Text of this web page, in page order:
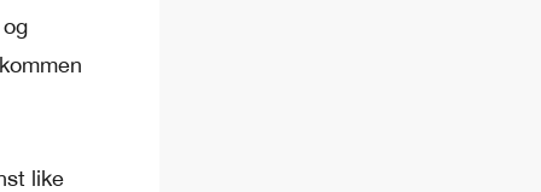
like